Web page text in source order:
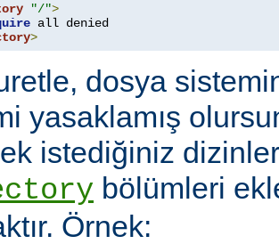
"/">
>
dosya
yasaklamış
istediğiniz
bölümleri
Örnek: